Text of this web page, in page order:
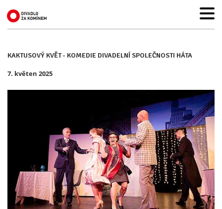
KAKTUSOVÝ KVĚT - KOMEDIE DIVADELNÍ SPOLEČNOSTI HÁTA
7. květen 2025